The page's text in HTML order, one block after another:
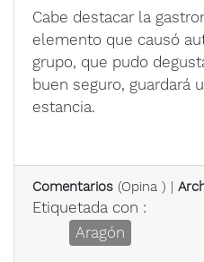
Cabe destacar la
elemento que causó
grupo, que pudo
buen seguro, guardará
estancia.
Comentarios (Opina ) |
Etiquetada con :
Aragón